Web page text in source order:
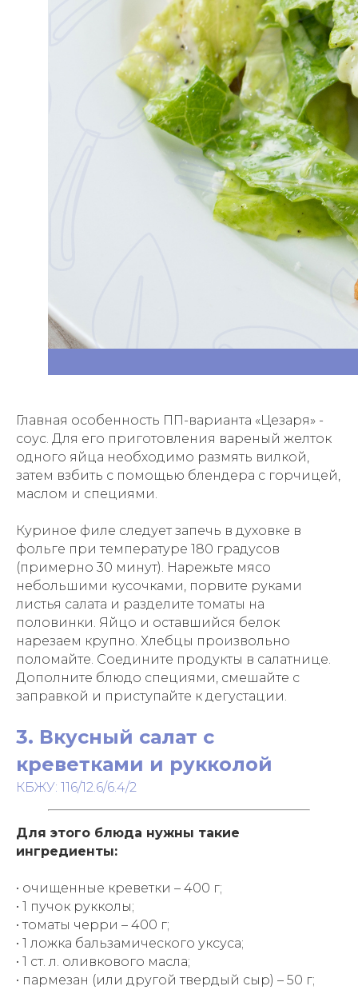
Главная особенность ПП-варианта «Цезаря» -
соус. Для его приготовления вареный желток
одного яйца необходимо размять вилкой,
затем взбить с помощью блендера с горчицей,
маслом и специями.
Куриное филе следует запечь в духовке в
фольге при температуре 180 градусов
(примерно 30 минут). Нарежьте мясо
небольшими кусочками, порвите руками
листья салата и разделите томаты на
половинки. Яйцо и оставшийся белок
нарезаем крупно. Хлебцы произвольно
поломайте. Соедините продукты в салатнице.
Дополните блюдо специями, смешайте с
заправкой и приступайте к дегустации.
3. Вкусный салат с
креветками и рукколой
КБЖУ: 116/12.6/6.4/2
Для этого блюда нужны такие
ингредиенты:
• очищенные креветки – 400 г;
• 1 пучок рукколы;
• томаты черри – 400 г;
• 1 ложка бальзамического уксуса;
• 1 ст. л. оливкового масла;
• пармезан (или другой твердый сыр) – 50 г;